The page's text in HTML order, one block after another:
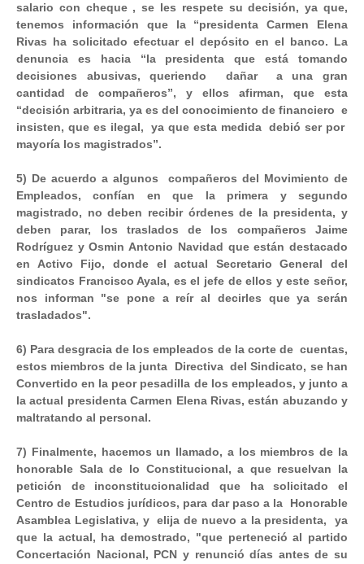
salario con cheque , se les respete su decisión, ya que,
tenemos información que la “presidenta Carmen Elena
Rivas ha solicitado efectuar el depósito en el banco. La
denuncia es hacia “la presidenta que está tomando
decisiones abusivas, queriendo dañar a una gran
cantidad de compañeros”, y ellos afirman, que esta
“decisión arbitraria, ya es del conocimiento de financiero e
insisten, que es ilegal, ya que esta medida debió ser por
mayoría los magistrados”.
5) De acuerdo a algunos compañeros del Movimiento de
Empleados, confían en que la primera y segundo
magistrado, no deben recibir órdenes de la presidenta, y
deben parar, los traslados de los compañeros Jaime
Rodríguez y Osmin Antonio Navidad que están destacado
en Activo Fijo, donde el actual Secretario General del
sindicatos Francisco Ayala, es el jefe de ellos y este señor,
nos informan "se pone a reír al decirles que ya serán
trasladados".
6) Para desgracia de los empleados de la corte de cuentas,
estos miembros de la junta Directiva del Sindicato, se han
Convertido en la peor pesadilla de los empleados, y junto a
la actual presidenta Carmen Elena Rivas, están abuzando y
maltratando al personal.
7) Finalmente, hacemos un llamado, a los miembros de la
honorable Sala de lo Constitucional, a que resuelvan la
petición de inconstitucionalidad que ha solicitado el
Centro de Estudios jurídicos, para dar paso a la Honorable
Asamblea Legislativa, y elija de nuevo a la presidenta, ya
que la actual, ha demostrado, "que perteneció al partido
Concertación Nacional, PCN y renunció días antes de su